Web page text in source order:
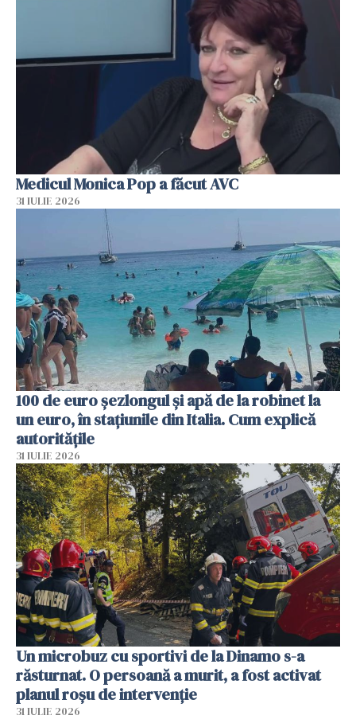
Medicul Monica Pop a făcut AVC
31 IULIE 2026
100 de euro șezlongul și apă de la robinet la
un euro, în stațiunile din Italia. Cum explică
autoritățile
31 IULIE 2026
Un microbuz cu sportivi de la Dinamo s-a
răsturnat. O persoană a murit, a fost activat
planul roșu de intervenție
31 IULIE 2026